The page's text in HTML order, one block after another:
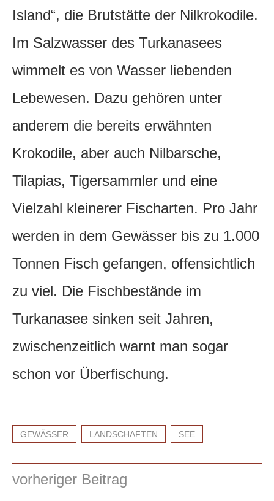
Island“, die Brutstätte der Nilkrokodile.
Im Salzwasser des Turkanasees
wimmelt es von Wasser liebenden
Lebewesen. Dazu gehören unter
anderem die bereits erwähnten
Krokodile, aber auch Nilbarsche,
Tilapias, Tigersammler und eine
Vielzahl kleinerer Fischarten. Pro Jahr
werden in dem Gewässer bis zu 1.000
Tonnen Fisch gefangen, offensichtlich
zu viel. Die Fischbestände im
Turkanasee sinken seit Jahren,
zwischenzeitlich warnt man sogar
schon vor Überfischung.
GEWÄSSER LANDSCHAFTEN SEE
vorheriger Beitrag